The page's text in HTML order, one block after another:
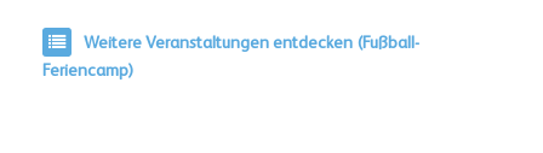
Weitere Veranstaltungen entdecken (Fußball-
Feriencamp)